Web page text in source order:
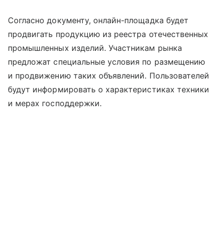
Согласно документу, онлайн-площадка будет
продвигать продукцию из реестра отечественных
промышленных изделий. Участникам рынка
предложат специальные условия по размещению
и продвижению таких объявлений. Пользователей
будут информировать о характеристиках техники
и мерах господдержки.